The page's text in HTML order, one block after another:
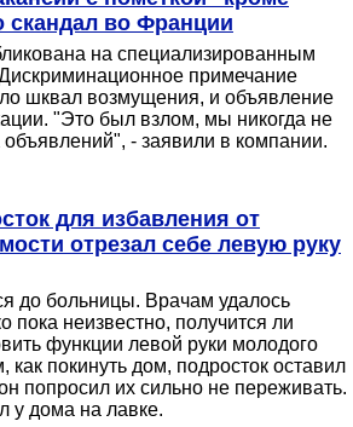
скандал во Франции
на специализированным
примечание
шквал возмущения, и объявление
"Это был взлом, мы никогда не
объявлений", - заявили в компании.
для избавления от
отрезал себе левую руку
до больницы. Врачам удалось
пока неизвестно, получится ли
функции левой руки молодого
как покинуть дом, подросток оставил
попросил их сильно не переживать.
у дома на лавке.